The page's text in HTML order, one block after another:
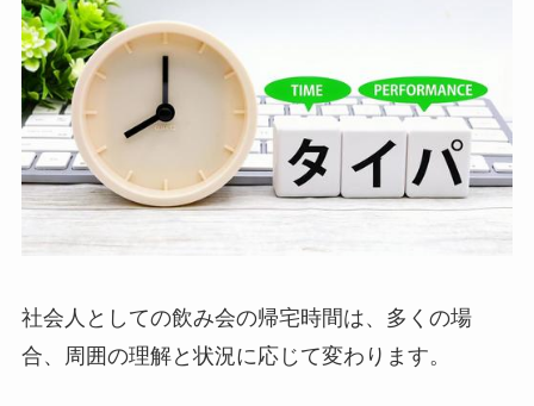
社会人としての飲み会の帰宅時間は、多くの場
合、周囲の理解と状況に応じて変わります。